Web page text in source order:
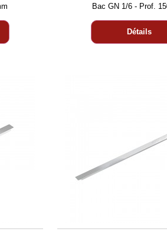
Bac GN 1/6 - Prof.
Détails